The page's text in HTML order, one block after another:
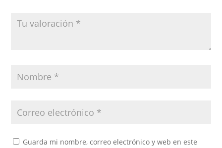
Guarda mi nombre, correo electrónico y web en este